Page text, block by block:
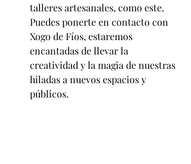
talleres artesanales, como este.
Puedes ponerte en contacto con
Xogo de Fíos, estaremos
encantadas de llevar la
creatividad y la magia de nuestras
hiladas a nuevos espacios y
públicos.